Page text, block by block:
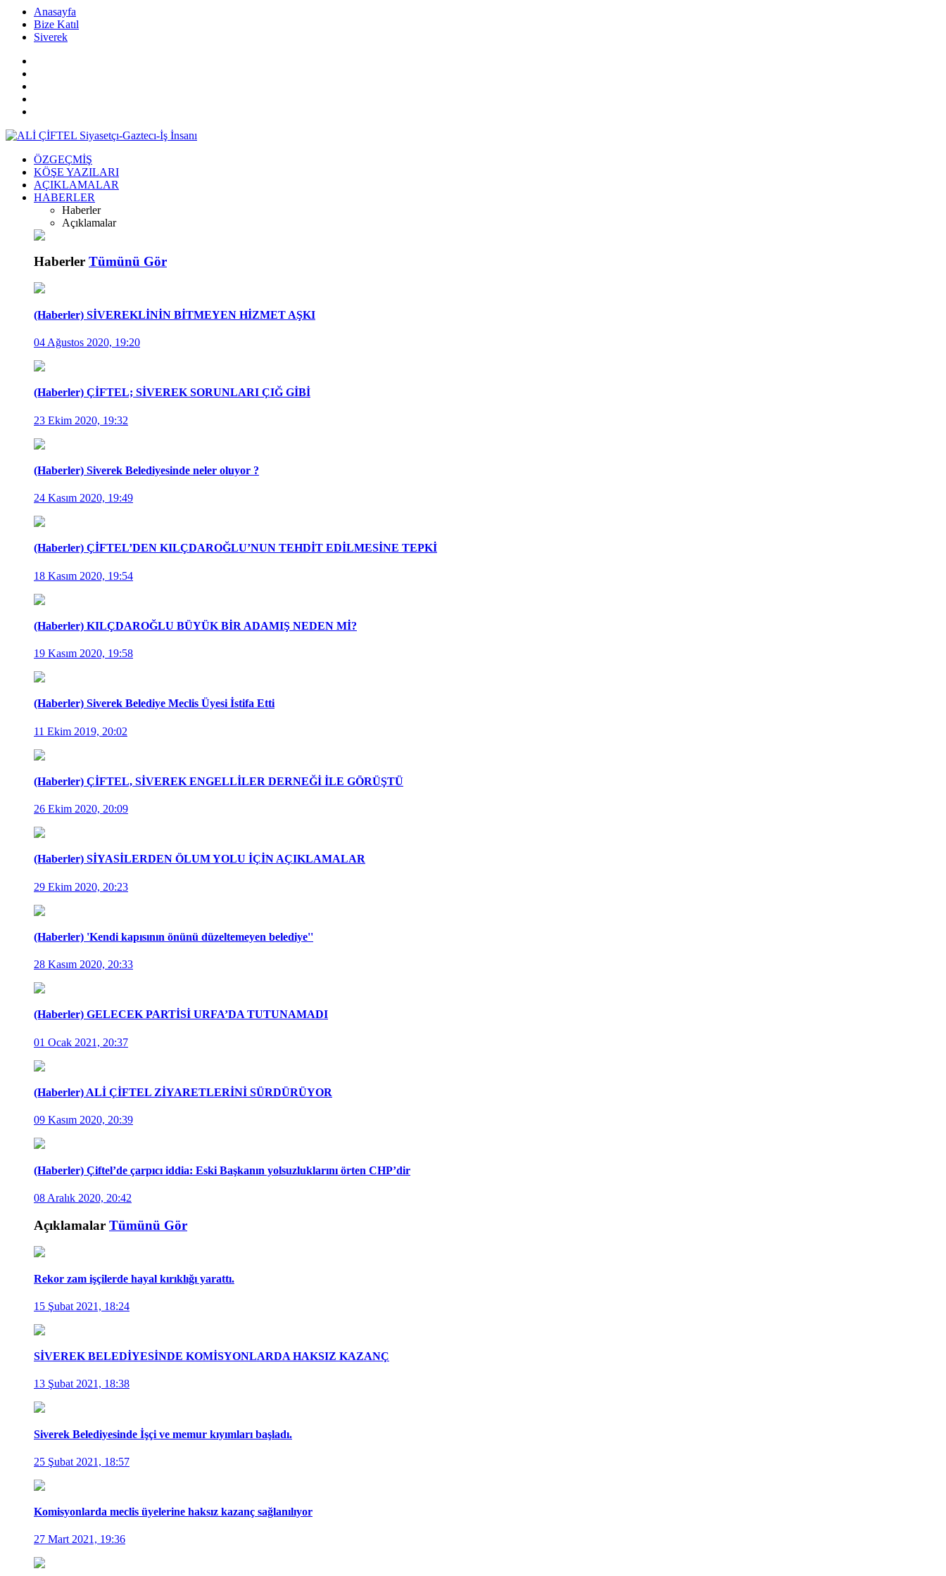
islami
sohbetler
kurumsal
bizim
mekan
çemberleme
makinası
islami
sohbetler
dini
chat
Anasayfa
Bize Katıl
Siverek
ÖZGEÇMİŞ
KÖŞE YAZILARI
AÇIKLAMALAR
HABERLER
Haberler
Açıklamalar
Haberler Tümünü Gör
(Haberler) SİVEREKLİNİN BİTMEYEN HİZMET AŞKI
04 Ağustos 2020, 19:20
(Haberler) ÇİFTEL; SİVEREK SORUNLARI ÇIĞ GİBİ
23 Ekim 2020, 19:32
(Haberler) Siverek Belediyesinde neler oluyor ?
24 Kasım 2020, 19:49
(Haberler) ÇİFTEL’DEN KILÇDAROĞLU’NUN TEHDİT EDİLMESİNE TEPKİ
18 Kasım 2020, 19:54
(Haberler) KILÇDAROĞLU BÜYÜK BİR ADAMIŞ NEDEN Mİ?
19 Kasım 2020, 19:58
(Haberler) Siverek Belediye Meclis Üyesi İstifa Etti
11 Ekim 2019, 20:02
(Haberler) ÇİFTEL, SİVEREK ENGELLİLER DERNEĞİ İLE GÖRÜŞTÜ
26 Ekim 2020, 20:09
(Haberler) SİYASİLERDEN ÖLUM YOLU İÇİN AÇIKLAMALAR
29 Ekim 2020, 20:23
(Haberler) 'Kendi kapısının önünü düzeltemeyen belediye''
28 Kasım 2020, 20:33
(Haberler) GELECEK PARTİSİ URFA’DA TUTUNAMADI
01 Ocak 2021, 20:37
(Haberler) ALİ ÇİFTEL ZİYARETLERİNİ SÜRDÜRÜYOR
09 Kasım 2020, 20:39
(Haberler) Çiftel’de çarpıcı iddia: Eski Başkanın yolsuzluklarını örten CHP’dir
08 Aralık 2020, 20:42
Açıklamalar Tümünü Gör
Rekor zam işçilerde hayal kırıklığı yarattı.
15 Şubat 2021, 18:24
SİVEREK BELEDİYESİNDE KOMİSYONLARDA HAKSIZ KAZANÇ
13 Şubat 2021, 18:38
Siverek Belediyesinde İşçi ve memur kıyımları başladı.
25 Şubat 2021, 18:57
Komisyonlarda meclis üyelerine haksız kazanç sağlanılıyor
27 Mart 2021, 19:36